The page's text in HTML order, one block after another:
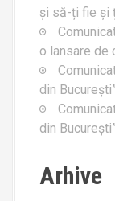
și să-ți fie și
o lansare de
din București”
din București”
Arhive